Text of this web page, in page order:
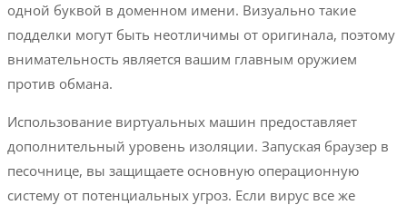
одной буквой в доменном имени. Визуально такие
подделки могут быть неотличимы от оригинала, поэтому
внимательность является вашим главным оружием
против обмана.
Использование виртуальных машин предоставляет
дополнительный уровень изоляции. Запуская браузер в
песочнице, вы защищаете основную операционную
систему от потенциальных угроз. Если вирус все же